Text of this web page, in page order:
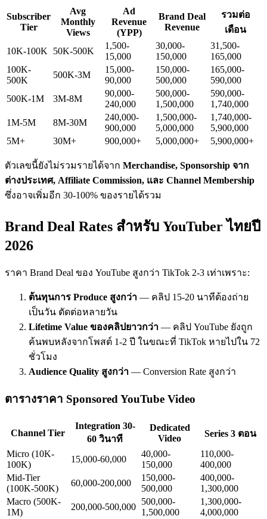
Subscriber
Tier
Avg
Monthly
Views
Ad
Revenue
(YPP)
Brand Deal
Revenue
รวมต่อ
เดือน
10K-100K 50K-500K
1,500-
15,000
30,000-
150,000
31,500-
165,000
100K-
500K
500K-3M
15,000-
90,000
150,000-
500,000
165,000-
590,000
500K-1M
3M-8M
90,000-
240,000
500,000-
1,500,000
590,000-
1,740,000
1M-5M
8M-30M
240,000-
900,000
1,500,000-
5,000,000
1,740,000-
5,900,000
5M+
30M+ 900,000+ 5,000,000+ 5,900,000+
ตัวเลขนี้ยังไม่รวมรายได้จาก Merchandise, Sponsorship จาก
ต่างประเทศ, Affiliate Commission, และ Channel Membership
ซึ่งอาจเพิ่มอีก 30-100% ของรายได้รวม
Brand Deal Rates สำหรับ YouTuber ไทยปี
2026
ราคา Brand Deal ของ YouTube สูงกว่า TikTok 2-3 เท่าเพราะ:
ต้นทุนการ Produce สูงกว่า — คลิป 15-20 นาทีต้องถ่าย
เป็นวัน ตัดต่อหลายวัน
Lifetime Value ของคลิปยาวกว่า — คลิป YouTube ยังถูก
ค้นพบหลังจากโพสต์ 1-2 ปี ในขณะที่ TikTok หายไปใน 72
ชั่วโมง
Audience Quality สูงกว่า — Conversion Rate สูงกว่า
ตารางราคา Sponsored YouTube Video
Channel Tier
Integration 30-
60 วินาที
Dedicated
Video
Series 3 ตอน
Micro (10K-
100K)
15,000-60,000
40,000-
150,000
110,000-
400,000
Mid-Tier
(100K-500K)
60,000-200,000
150,000-
500,000
400,000-
1,300,000
Macro (500K-
1M)
200,000-500,000
500,000-
1,500,000
1,300,000-
4,000,000